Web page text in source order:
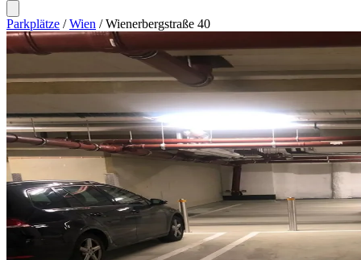
Parkplätze / Wien / Wienerbergstraße 40